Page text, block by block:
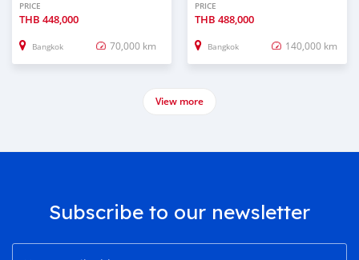
PRICE
THB 448,000
Bangkok 70,000 km
PRICE
THB 488,000
Bangkok 140,000 km
View more
Subscribe to our newsletter